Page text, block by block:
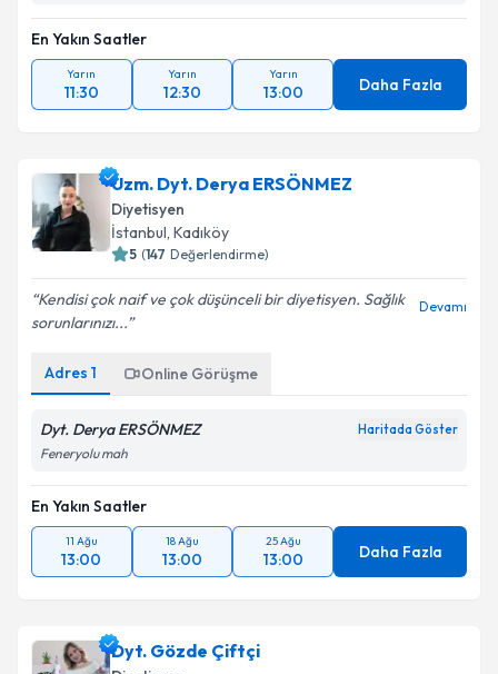
En Yakın Saatler
Yarın
11:30
Yarın
12:30
Yarın
13:00 Daha Fazla
Uzm. Dyt. Derya ERSÖNMEZ
Diyetisyen
İstanbul, Kadıköy
5 (147 Değerlendirme)
Kendisi çok naif ve çok düşünceli bir diyetisyen. Sağlık
sorunlarınızı...
Devamı
Adres 1 Online Görüşme
Dyt. Derya ERSÖNMEZ Haritada Göster
Feneryolu mah
En Yakın Saatler
11 Ağu
13:00
18 Ağu
13:00
25 Ağu
13:00 Daha Fazla
Dyt. Gözde Çiftçi